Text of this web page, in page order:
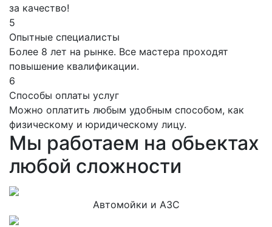
за качество!
5
Опытные специалисты
Более 8 лет на рынке. Все мастера проходят
повышение квалификации.
6
Способы оплаты услуг
Можно оплатить любым удобным способом, как
физическому и юридическому лицу.
Мы работаем на обьектах
любой сложности
Автомойки и АЗС